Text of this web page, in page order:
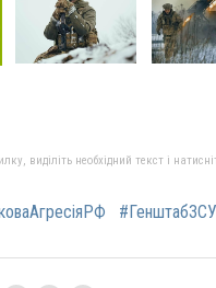
виділіть необхідний текст і
#ГенштабЗСУ